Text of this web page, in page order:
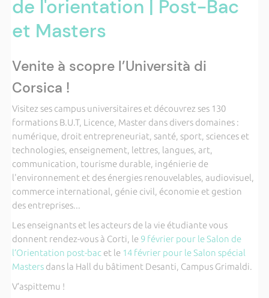
de l'orientation | Post-Bac
et Masters
Venite à scopre l’Università di
Corsica !
Visitez ses campus universitaires et découvrez ses 130
formations B.U.T, Licence, Master dans divers domaines :
numérique, droit entrepreneuriat, santé, sport, sciences et
technologies, enseignement, lettres, langues, art,
communication, tourisme durable, ingénierie de
l'environnement et des énergies renouvelables, audiovisuel,
commerce international, génie civil, économie et gestion
des entreprises...
Les enseignants et les acteurs de la vie étudiante vous
donnent rendez-vous à Corti, le 9 février pour le Salon de
l’Orientation post-bacet le 14 février pour le Salon spécial
Mastersdans la Hall du bâtiment Desanti, Campus Grimaldi.
V’aspittemu !